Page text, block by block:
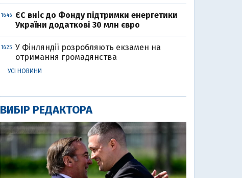
16:46
ЄС вніс до Фонду підтримки енергетики
України додаткові 30 млн євро
16:25
У Фінляндії розробляють екзамен на
отримання громадянства
УСІ НОВИНИ
ВИБІР РЕДАКТОРА